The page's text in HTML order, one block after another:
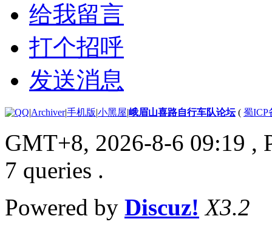
给我留言
打个招呼
发送消息
|Archiver|手机版|小黑屋|峨眉山喜路自行车队论坛( 蜀ICP
GMT+8, 2026-8-6 09:19 ,
7 queries .
Powered by Discuz! X3.2